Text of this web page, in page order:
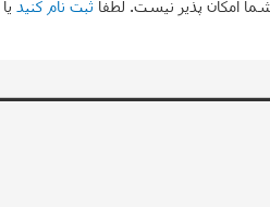
شما امکان پذیر نیست. لطفا ثبت نام کنید یا